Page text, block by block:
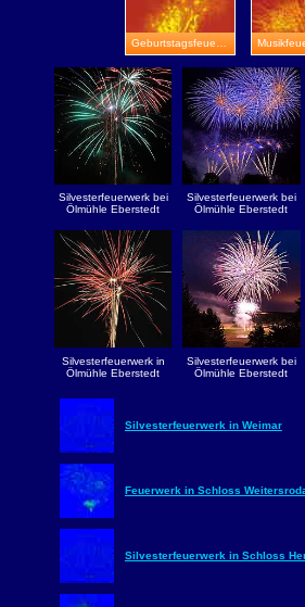
Silvesterfeuerwerk bei
Ölmühle Eberstedt
Silvesterfeuerwerk bei
Ölmühle Eberstedt
Silvesterfeuerwerk in
Ölmühle Eberstedt
Silvesterfeuerwerk bei
Ölmühle Eberstedt
Silvesterfeuerwerk in Weimar
Feuerwerk in Schloss
Silvesterfeuerwerk in Schloss